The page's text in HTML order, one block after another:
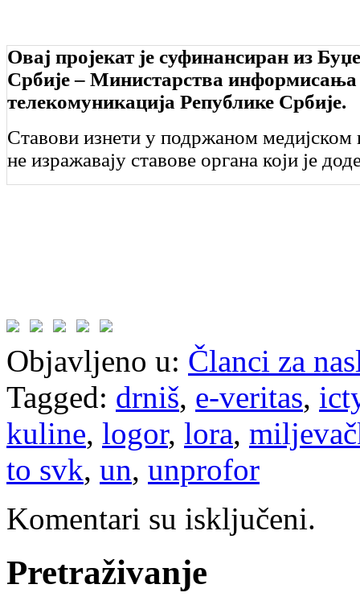
Овај пројекат је суфинансиран из
Србије – Министарства
телекомуникација Републике Србије.
Ставови изнети у подржаном медијском
не изражавају ставове органа који је
Objavljeno u: Članci za
Tagged: drniš, e-veritas,
kuline, logor, lora,
to svk, un, unprofor
Komentari su isključeni.
Pretraživanje